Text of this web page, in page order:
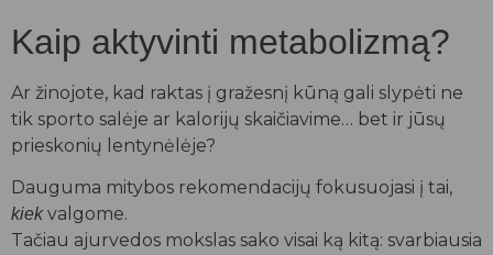
Kaip aktyvinti metabolizmą?
Ar žinojote, kad raktas į gražesnį kūną gali slypėti ne
tik sporto salėje ar kalorijų skaičiavime… bet ir jūsų
prieskonių lentynėlėje?
Dauguma mitybos rekomendacijų fokusuojasi į tai,
kiekvalgome.
Tačiau ajurvedos mokslas sako visai ką kitą: svarbiausia